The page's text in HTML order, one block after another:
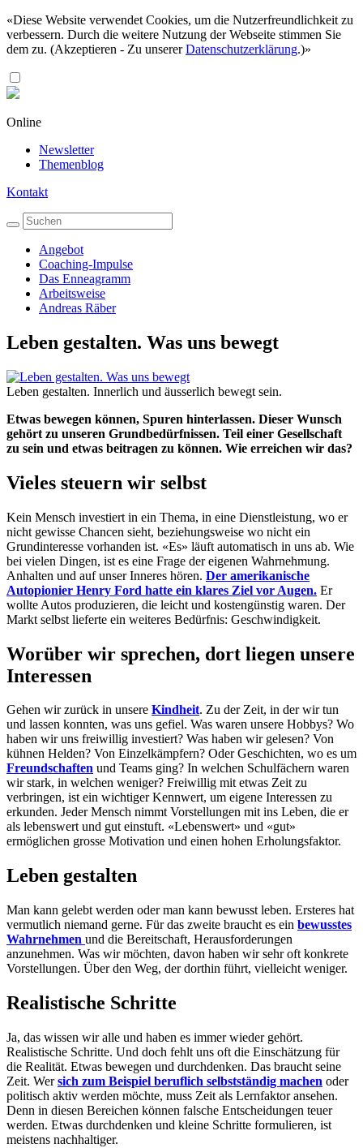
«Diese Website verwendet Cookies, um die Nutzerfreundlichkeit zu
verbessern. Durch die weitere Nutzung der Webseite stimmen Sie
dem zu. (Akzeptieren - Zu unsererDatenschutzerklärung.)»
Online
Newsletter
Themenblog
Kontakt
Angebot
Coaching-Impulse
Das Enneagramm
Arbeitsweise
Andreas Räber
Leben gestalten. Was uns bewegt
Leben gestalten. Innerlich und äusserlich bewegt sein.
Etwas bewegen können, Spuren hinterlassen. Dieser Wunsch
gehört zu unseren Grundbedürfnissen. Teil einer Gesellschaft
zu sein und etwas beitragen zu können. Wie erreichen wir das?
Vieles steuern wir selbst
Kein Mensch investiert in ein Thema, in eine Dienstleistung, wo er
nicht gewisse Chancen sieht, beziehungsweise wo nicht ein
Grundinteresse vorhanden ist. «Es» läuft automatisch in uns ab. Wie
bei vielen Dingen, ist es eine Frage der eigenen Wahrnehmung.
Anhalten und auf unser Inneres hören. Der amerikanische
Autopionier Henry Ford hatte ein klares Ziel vor Augen. Er
wollte Autos produzieren, die leicht und kostengünstig waren. Der
Markt selbst lieferte ein weiteres Bedürfnis: Geschwindigkeit.
Worüber wir sprechen, dort liegen unsere
Interessen
Gehen wir zurück in unsere Kindheit. Zu der Zeit, in der wir tun
und lassen konnten, was uns gefiel. Was waren unsere Hobbys? Wo
haben wir uns freiwillig investiert? Was haben wir gelesen? Von
kühnen Helden? Von Einzelkämpfern? Oder Geschichten, wo es um
Freundschaften und Teams ging? In welchen Schulfächern waren
wir stark, in welchen weniger? Freiwillig mit etwas Zeit zu
verbringen, ist ein wichtiger Kennwert, um eigene Interessen zu
erkunden. Jeder Mensch nimmt Vorstellungen mit ins Leben, die er
als lebenswert und gut einstuft. «Lebenswert» und «gut»
ermöglichen grosse Motivation und einen hohen Erholungsfaktor.
Leben gestalten
Man kann gelebt werden oder man kann bewusst leben. Ersteres hat
vermutlich niemand gerne. Für das zweite braucht es ein bewusstes
Wahrnehmen und die Bereitschaft, Herausforderungen
anzunehmen. Was wir möchten, davon haben wir sehr oft konkrete
Vorstellungen. Über den Weg, der dorthin führt, vielleicht weniger.
Realistische Schritte
Ja, das wissen wir alle und haben es immer wieder gehört.
Realistische Schritte. Und doch fehlt uns oft die Einschätzung für
die Realität. Etwas bewegen und durchdenken. Das braucht seine
Zeit. Wersich zum Beispiel beruflich selbstständig machen oder
politisch aktiv werden möchte, muss Zeit als Lernfaktor ansehen.
Denn in diesen Bereichen können falsche Entscheidungen teuer
werden. Etwas durchdenken und kleine Schritte formulieren, ist
meistens nachhaltiger.